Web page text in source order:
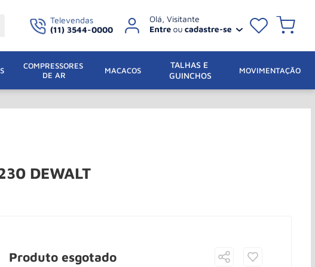
Televendas
(11) 3544-0000
COMPRESSORES
DE AR
MACACOS
TALHAS E
GUINCHOS
MOVIMENTAÇÃO
DEWALT
Produto esgotado